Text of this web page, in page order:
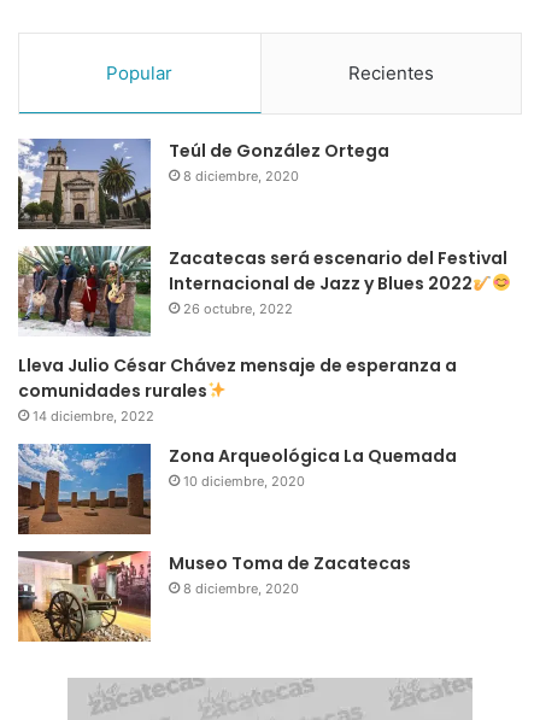
Popular Recientes
Teúl de González Ortega
8 diciembre, 2020
Zacatecas será escenario del Festival
Internacional de Jazz y Blues 2022
26 octubre, 2022
Lleva Julio César Chávez mensaje de esperanza a
comunidades rurales
14 diciembre, 2022
Zona Arqueológica La Quemada
10 diciembre, 2020
Museo Toma de Zacatecas
8 diciembre, 2020